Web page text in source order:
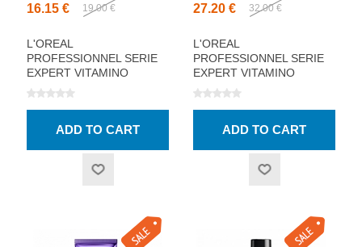
16.15 € 19.00 €
L'OREAL
PROFESSIONNEL SERIE
EXPERT VITAMINO
COLOR SPECTRUM
27.20 € 32.00 €
L'OREAL
PROFESSIONNEL SERIE
EXPERT VITAMINO
COLOR SPECTRUM